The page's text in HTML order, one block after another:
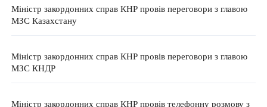
Міністр закордонних справ КНР провів переговори з главою
МЗС Казахстану
Міністр закордонних справ КНР провів переговори з главою
МЗС КНДР
Міністр закордонних справ КНР провів телефонну розмову з